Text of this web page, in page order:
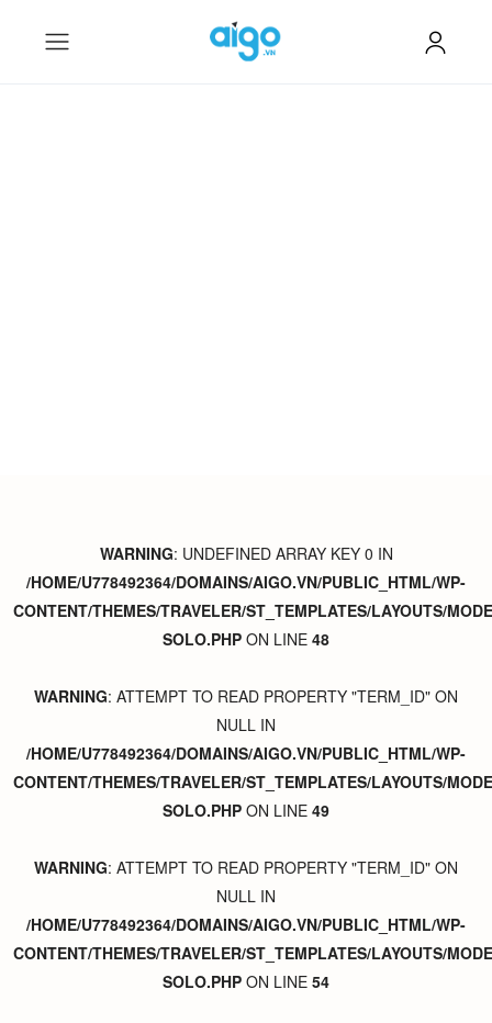
WARNING: UNDEFINED ARRAY KEY 0 IN
/HOME/U778492364/DOMAINS/AIGO.VN/PUBLIC_HTML/WP-
CONTENT/THEMES/TRAVELER/ST_TEMPLATES/LAYOUTS/
SOLO.PHP ON LINE 48
WARNING: ATTEMPT TO READ PROPERTY "TERM_ID" ON
NULL IN
/HOME/U778492364/DOMAINS/AIGO.VN/PUBLIC_HTML/WP-
CONTENT/THEMES/TRAVELER/ST_TEMPLATES/LAYOUTS/
SOLO.PHP ON LINE 49
WARNING: ATTEMPT TO READ PROPERTY "TERM_ID" ON
NULL IN
/HOME/U778492364/DOMAINS/AIGO.VN/PUBLIC_HTML/WP-
CONTENT/THEMES/TRAVELER/ST_TEMPLATES/LAYOUTS/
SOLO.PHP ON LINE 54